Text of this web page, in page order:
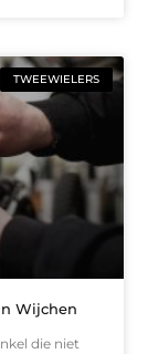
TWEEWIELERS
Wijchen
die niet